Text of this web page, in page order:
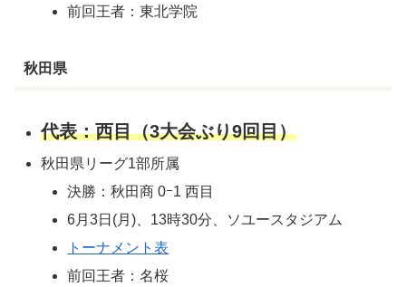
前回王者：東北学院
秋田県
代表：西目（3大会ぶり9回目）
秋田県リーグ1部所属
決勝：秋田商 0ｰ1 西目
6月3日(月)、13時30分、ソユースタジアム
トーナメント表
前回王者：名桜